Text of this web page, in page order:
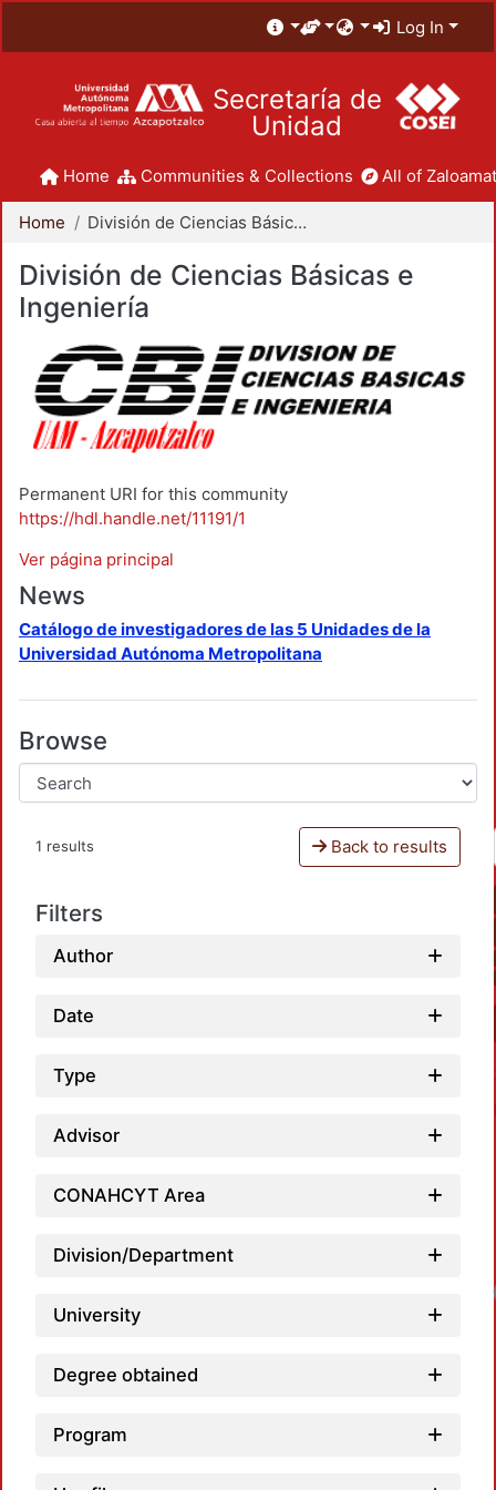
Log In
Secretaría de
Unidad
Home Communities & Collections All of
Home División de Ciencias Básicas e Ingeniería
División de Ciencias Básicas e
Ingeniería
Permanent URI for this community
https://hdl.handle.net/11191/1
Ver página principal
News
Catálogo de investigadores de las 5 Unidades de la
Universidad Autónoma Metropolitana
Browse
1 results Back to results
Filters
Author
Date
Type
Advisor
CONAHCYT Area
Division/Department
University
Degree obtained
Program